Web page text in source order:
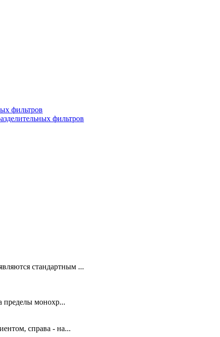
фильтров
фильтров
стандартным ...
пределы монохр...
справа - на...